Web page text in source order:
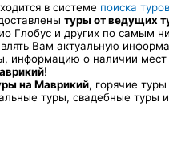
в системе поиска
туры от ведущих
Глобус и других по самым
Вам актуальную
информацию о наличии мест
!
на Маврикий, горячие туры
туры, свадебные туры